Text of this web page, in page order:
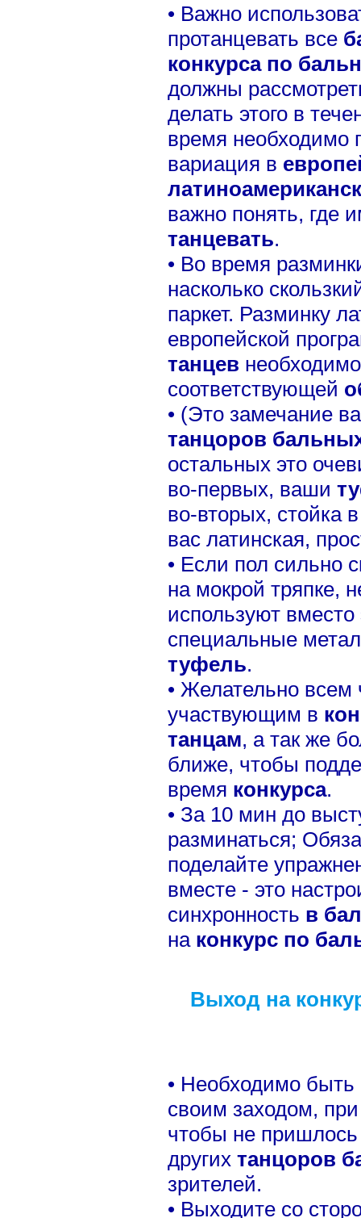
• Важно
протанцевать все
конкурса по
должны
делать этого в
время необходимо
вариация в
важно понять, где
танцевать.
• Во время
насколько
паркет. Разминку
европейской
танцев
соответствующей
• (Это замечание
танцоров
остальных это
во-первых, ваши
во-вторых, стойка
вас латинская,
• Если пол сильно
на мокрой тряпке,
используют вместо
специальные
туфель.
• Желательно всем
участвующим в
танцам, а так же
ближе, чтобы
время конкурса.
• За 10 мин до
разминаться;
поделайте
вместе - это
синхронность в
на конкурс по
Выход на
• Необходимо быть
своим заходом,
чтобы не пришлось
других танцоров
зрителей.
• Выходите со